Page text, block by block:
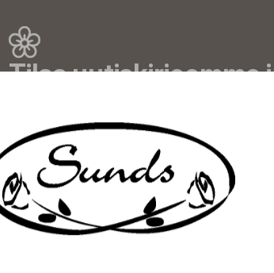
Tilaa uutiskirjeemme
uutiset,
inspiroivat vinkit
tapahtumista